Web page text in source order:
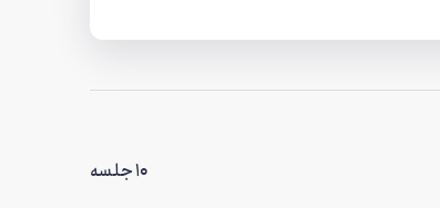
10 جلسه